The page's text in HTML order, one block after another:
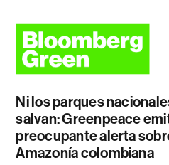
Ni los parques
salvan: Greenpeace
preocupante alerta
Amazonía colombiana